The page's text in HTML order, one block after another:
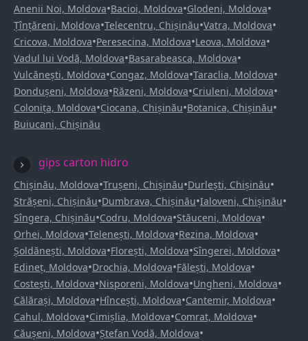
Anenii Noi, Moldova•Bacioi, Moldova•Glodeni, Moldova•
Țînțăreni, Moldova•Telecentru, Chișinău•Vatra, Moldova•
Cricova, Moldova•Peresecina, Moldova•Leova, Moldova•
Vadul lui Vodă, Moldova•Basarabeasca, Moldova•
Vulcănești, Moldova•Congaz, Moldova•Taraclia, Moldova•
Dondușeni, Moldova•Răzeni, Moldova•Criuleni, Moldova•
Colonița, Moldova•Ciocana, Chișinău•Botanica, Chișinău•
Buiucani, Chișinău
gips carton hidro
Chișinău, Moldova•Trușeni, Chișinău•Durlești, Chișinău•
Strășeni, Chișinău•Dumbrava, Chișinău•Ialoveni, Chișinău•
Sîngera, Chișinău•Codru, Moldova•Stăuceni, Moldova•
Orhei, Moldova•Telenești, Moldova•Rezina, Moldova•
Șoldănești, Moldova•Florești, Moldova•Sîngerei, Moldova•
Edineț, Moldova•Drochia, Moldova•Fălești, Moldova•
Costești, Moldova•Nisporeni, Moldova•Ungheni, Moldova•
Călărași, Moldova•Hîncești, Moldova•Cantemir, Moldova•
Cahul, Moldova•Cimișlia, Moldova•Comrat, Moldova•
Căușeni, Moldova•Ștefan Vodă, Moldova•